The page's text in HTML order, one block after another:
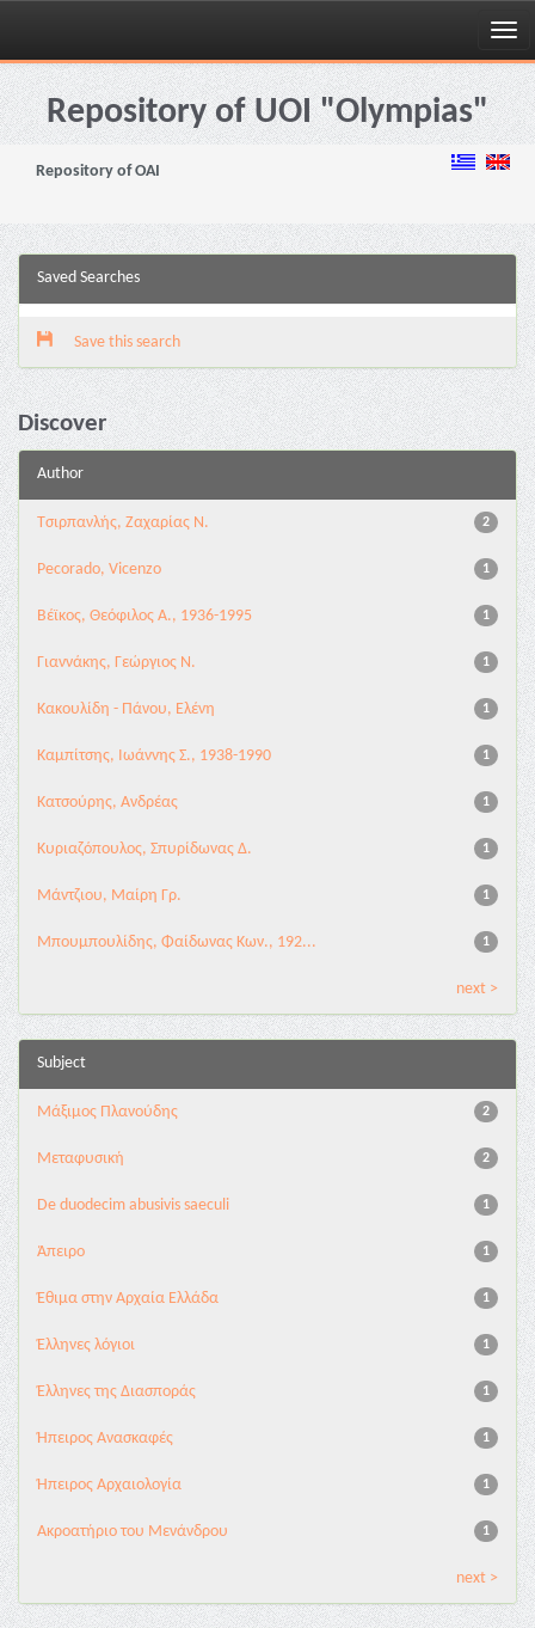
Skip
navigationRepository of UOI "Olympias"
Repository of OAI
Saved Searches
Save this search
Discover
Author
2
Τσιρπανλής, Ζαχαρίας Ν.
1
Pecorado, Vicenzo
1
Βέϊκος, Θεόφιλος Α., 1936-1995
1
Γιαννάκης, Γεώργιος Ν.
1
Κακουλίδη - Πάνου, Ελένη
1
Καμπίτσης, Ιωάννης Σ., 1938-1990
1
Κατσούρης, Ανδρέας
1
Κυριαζόπουλος, Σπυρίδωνας Δ.
1
Μάντζιου, Μαίρη Γρ.
1
Μπουμπουλίδης, Φαίδωνας Κων., 192...
next >
Subject
2
Μάξιμος Πλανούδης
2
Μεταφυσική
1
De duodecim abusivis saeculi
1
Άπειρο
1
Έθιμα στην Αρχαία Ελλάδα
1
Έλληνες λόγιοι
1
Έλληνες της Διασποράς
1
Ήπειρος Ανασκαφές
1
Ήπειρος Αρχαιολογία
1
Ακροατήριο του Μενάνδρου
next >